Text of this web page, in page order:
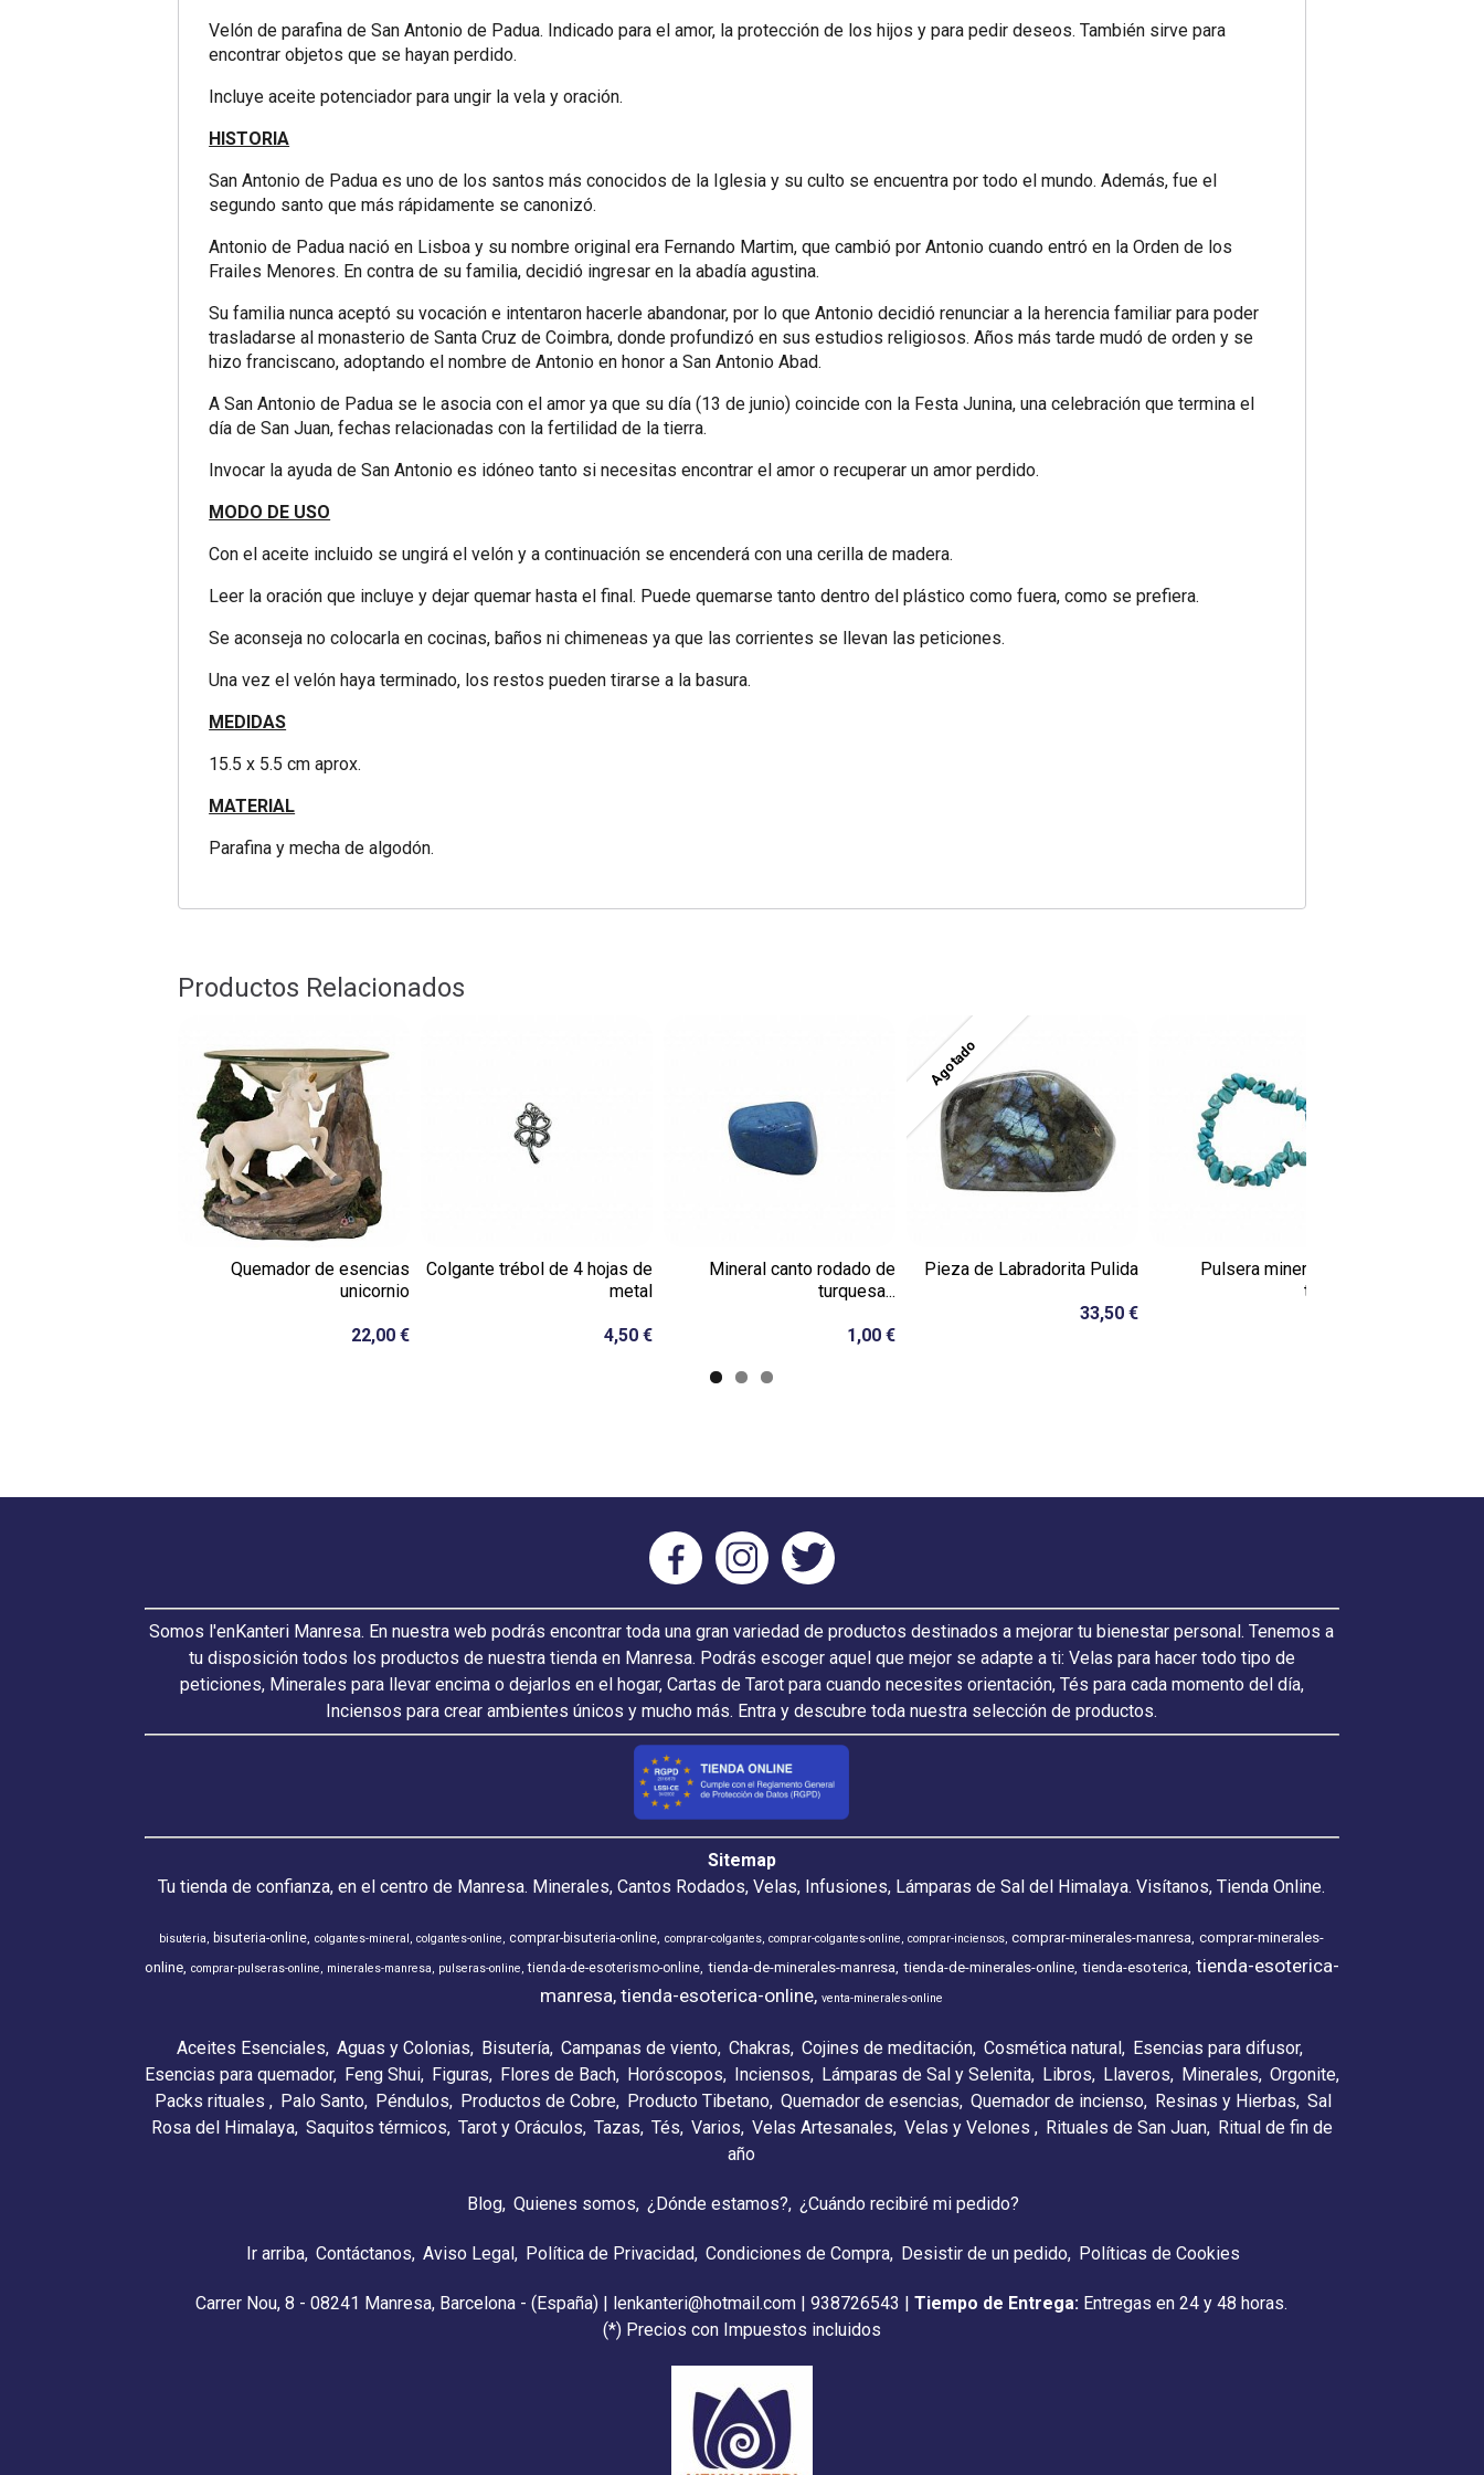
Velón de parafina de San Antonio de Padua. Indicado para el amor, la protección de los hijos y para pedir deseos. También sirve para
encontrar objetos que se hayan perdido.
Incluye aceite potenciador para ungir la vela y oración.
HISTORIA
San Antonio de Padua es uno de los santos más conocidos de la Iglesia y su culto se encuentra por todo el mundo. Además, fue el
segundo santo que más rápidamente se canonizó.
Antonio de Padua nació en Lisboa y su nombre original era Fernando Martim, que cambió por Antonio cuando entró en la Orden de los
Frailes Menores. En contra de su familia, decidió ingresar en la abadía agustina.
Su familia nunca aceptó su vocación e intentaron hacerle abandonar, por lo que Antonio decidió renunciar a la herencia familiar para poder
trasladarse al monasterio de Santa Cruz de Coimbra, donde profundizó en sus estudios religiosos. Años más tarde mudó de orden y se
hizo franciscano, adoptando el nombre de Antonio en honor a San Antonio Abad.
A San Antonio de Padua se le asocia con el amor ya que su día (13 de junio) coincide con la Festa Junina, una celebración que termina el
día de San Juan, fechas relacionadas con la fertilidad de la tierra.
Invocar la ayuda de San Antonio es idóneo tanto si necesitas encontrar el amor o recuperar un amor perdido.
MODO DE USO
Con el aceite incluido se ungirá el velón y a continuación se encenderá con una cerilla de madera.
Leer la oración que incluye y dejar quemar hasta el final. Puede quemarse tanto dentro del plástico como fuera, como se prefiera.
Se aconseja no colocarla en cocinas, baños ni chimeneas ya que las corrientes se llevan las peticiones.
Una vez el velón haya terminado, los restos pueden tirarse a la basura.
MEDIDAS
15.5 x 5.5 cm aprox.
MATERIAL
Parafina y mecha de algodón.
Productos Relacionados
Quemador de esencias
unicornio
22,00 €
Colgante trébol de 4 hojas de
metal
4,50 €
Mineral canto rodado de
turquesa...
1,00 €
Agotado
Pieza de Labradorita Pulida
33,50 €
Pulsera mineral chip de
turquesa...
Somos l'enKanteri Manresa. En nuestra web podrás encontrar toda una gran variedad de productos destinados a mejorar tu bienestar personal. Tenemos a
tu disposición todos los productos de nuestra tienda en Manresa. Podrás escoger aquel que mejor se adapte a ti: Velas para hacer todo tipo de
peticiones, Minerales para llevar encima o dejarlos en el hogar, Cartas de Tarot para cuando necesites orientación, Tés para cada momento del día,
Inciensos para crear ambientes únicos y mucho más. Entra y descubre toda nuestra selección de productos.
Sitemap
Tu tienda de confianza, en el centro de Manresa. Minerales, Cantos Rodados, Velas, Infusiones, Lámparas de Sal del Himalaya. Visítanos, Tienda Online.
bisuteria bisuteria-online colgantes-mineral colgantes-online comprar-bisuteria-online comprar-colgantes comprar-colgantes-online comprar-inciensos comprar-minerales-manresa comprar-minerales-
online comprar-pulseras-online minerales-manresa pulseras-online tienda-de-esoterismo-online tienda-de-minerales-manresa tienda-de-minerales-online tienda-esoterica tienda-esoterica-
manresa tienda-esoterica-online venta-minerales-online
Aceites Esenciales Aguas y Colonias Bisutería Campanas de viento Chakras Cojines de meditación Cosmética natural Esencias para difusor
Esencias para quemador Feng Shui Figuras Flores de Bach Horóscopos Inciensos Lámparas de Sal y Selenita Libros Llaveros Minerales Orgonite
Packs rituales Palo Santo Péndulos Productos de Cobre Producto Tibetano Quemador de esencias Quemador de incienso Resinas y Hierbas Sal
Rosa del Himalaya Saquitos térmicos Tarot y Oráculos Tazas Tés Varios Velas Artesanales Velas y Velones Rituales de San Juan Ritual de fin de
año
Blog Quienes somos ¿Dónde estamos? ¿Cuándo recibiré mi pedido?
Ir arriba Contáctanos Aviso Legal Política de Privacidad Condiciones de Compra Desistir de un pedido Políticas de Cookies
Carrer Nou, 8 - 08241 Manresa, Barcelona - (España) | lenkanteri@hotmail.com |938726543 |Tiempo de Entrega: Entregas en 24 y 48 horas.
(*) Precios con Impuestos incluidos